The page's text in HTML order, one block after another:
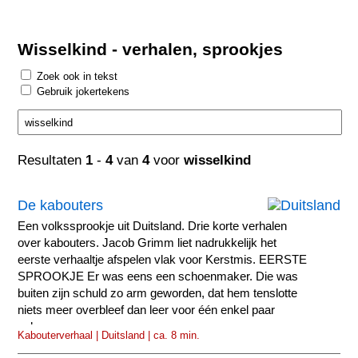
Wisselkind - verhalen, sprookjes
Zoek ook in tekst
Gebruik jokertekens
Resultaten 1 -4van4voorwisselkind
De kabouters
Een volkssprookje uit Duitsland. Drie korte verhalen
over kabouters. Jacob Grimm liet nadrukkelijk het
eerste verhaaltje afspelen vlak voor Kerstmis. EERSTE
SPROOKJE Er was eens een schoenmaker. Die was
buiten zijn schuld zo arm geworden, dat hem tenslotte
niets meer overbleef dan leer voor één enkel paar
schoenen.
Kabouterverhaal | Duitsland | ca. 8 min.